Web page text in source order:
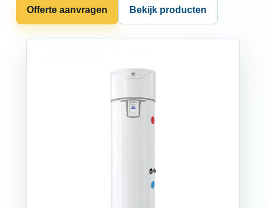
Offerte aanvragen Bekijk producten